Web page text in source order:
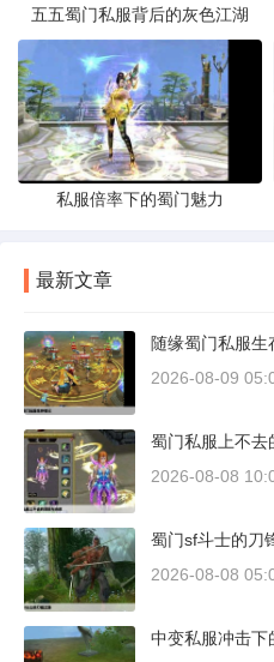
五五蜀门私服背后的灰色江湖
私服倍率下的蜀门魅力
最新文章
随缘蜀门私服生
2026-08-09
蜀门私服上不去
2026-08-08
蜀门sf斗士的刀
2026-08-08
中变私服冲击下